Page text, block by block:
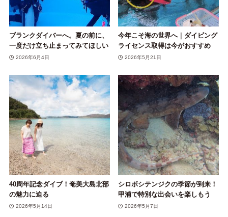
ブランクダイバーへ。夏の前に、
一度だけ立ち止まってみてほしい
2026年6月4日
今年こそ海の世界へ｜ダイビング
ライセンス取得は今がおすすめ
2026年5月21日
40周年記念ダイブ！奄美大島北部
の魅力に迫る
2026年5月14日
シロボシテンジクの季節が到来！
甲浦で特別な出会いを楽しもう
2026年5月7日